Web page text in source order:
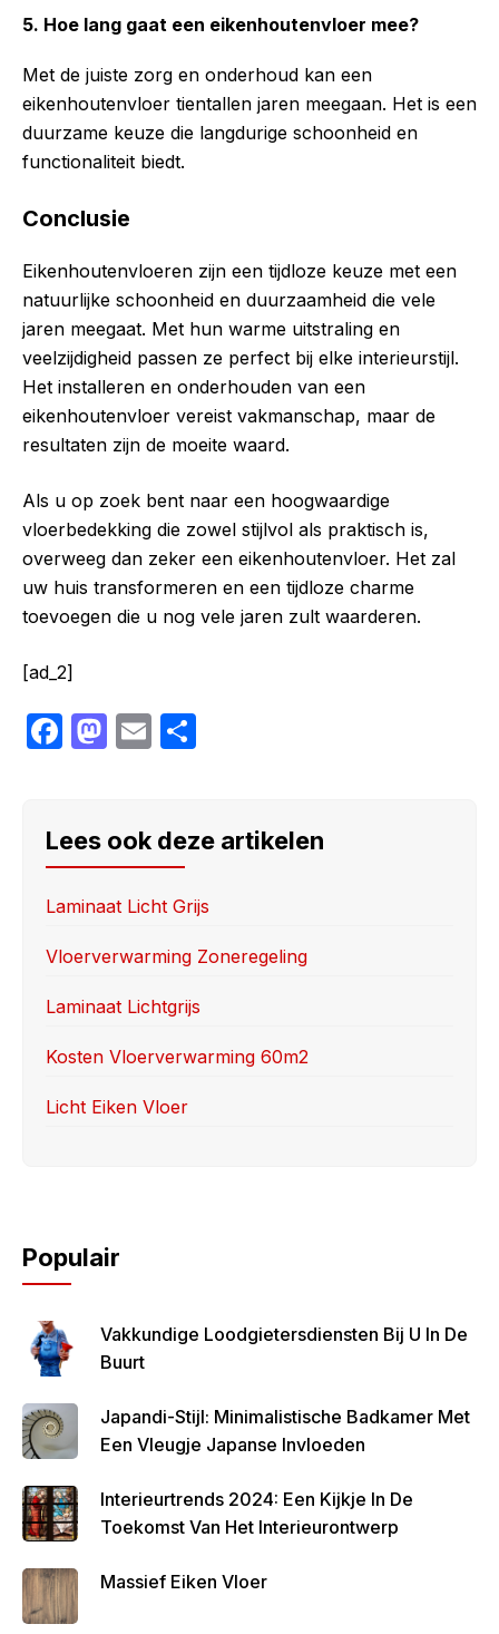
5. Hoe lang gaat een eikenhoutenvloer mee?
Met de juiste zorg en onderhoud kan een
eikenhoutenvloer tientallen jaren meegaan. Het is een
duurzame keuze die langdurige schoonheid en
functionaliteit biedt.
Conclusie
Eikenhoutenvloeren zijn een tijdloze keuze met een
natuurlijke schoonheid en duurzaamheid die vele
jaren meegaat. Met hun warme uitstraling en
veelzijdigheid passen ze perfect bij elke interieurstijl.
Het installeren en onderhouden van een
eikenhoutenvloer vereist vakmanschap, maar de
resultaten zijn de moeite waard.
Als u op zoek bent naar een hoogwaardige
vloerbedekking die zowel stijlvol als praktisch is,
overweeg dan zeker een eikenhoutenvloer. Het zal
uw huis transformeren en een tijdloze charme
toevoegen die u nog vele jaren zult waarderen.
[ad_2]
F
e
b
o
o
M
o
d
o
n
E
e
Lees ook deze artikelen
Laminaat Licht Grijs
Vloerverwarming Zoneregeling
Laminaat Lichtgrijs
Kosten Vloerverwarming 60m2
Licht Eiken Vloer
Populair
Vakkundige Loodgietersdiensten Bij U In De
Buurt
Japandi-Stijl: Minimalistische Badkamer Met
Een Vleugje Japanse Invloeden
Interieurtrends 2024: Een Kijkje In De
Toekomst Van Het Interieurontwerp
Massief Eiken Vloer